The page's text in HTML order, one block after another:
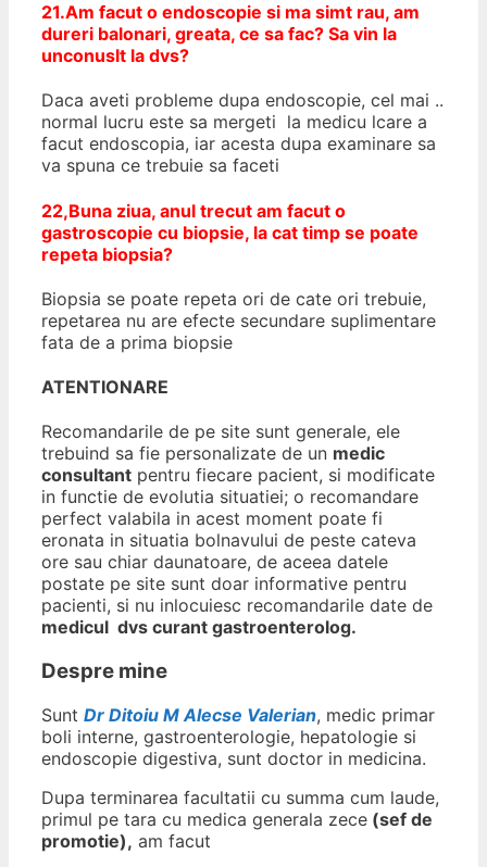
21.Am facut o endoscopie si ma simt rau, am
dureri balonari, greata, ce sa fac? Sa vin la
unconuslt la dvs?
Daca aveti probleme dupa endoscopie, cel mai ..
normal lucru este sa mergeti la medicu lcare a
facut endoscopia, iar acesta dupa examinare sa
va spuna ce trebuie sa faceti
22,Buna ziua, anul trecut am facut o
gastroscopie cu biopsie, la cat timp se poate
repeta biopsia?
Biopsia se poate repeta ori de cate ori trebuie,
repetarea nu are efecte secundare suplimentare
fata de a prima biopsie
ATENTIONARE
Recomandarile de pe site sunt generale, ele
trebuind sa fie personalizate de un medic
consultant pentru fiecare pacient, si modificate
in functie de evolutia situatiei; o recomandare
perfect valabila in acest moment poate fi
eronata in situatia bolnavului de peste cateva
ore sau chiar daunatoare, de aceea datele
postate pe site sunt doar informative pentru
pacienti, si nu inlocuiesc recomandarile date de
medicul dvs curant gastroenterolog.
Despre mine
Sunt Dr Ditoiu M Alecse Valerian, medic primar
boli interne, gastroenterologie, hepatologie si
endoscopie digestiva, sunt doctor in medicina.
Dupa terminarea facultatii cu summa cum laude,
primul pe tara cu medica generala zece (sef de
promotie), am facut